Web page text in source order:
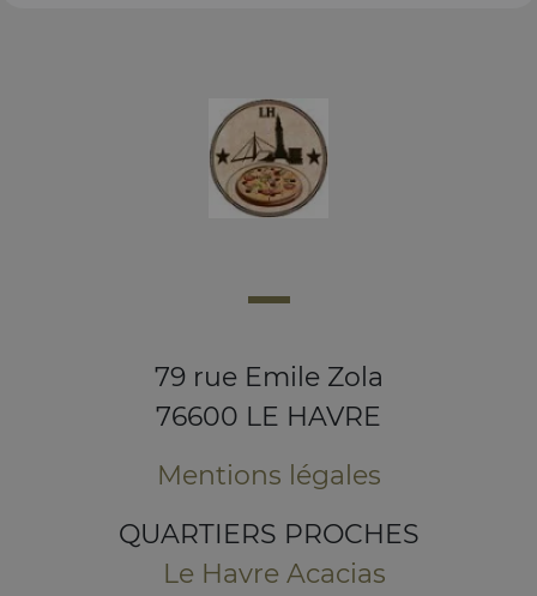
79 rue Emile Zola
76600 LE HAVRE
Mentions légales
QUARTIERS PROCHES
Le Havre Acacias